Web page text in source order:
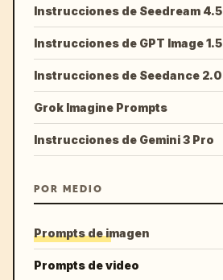
Instrucciones de Seedream 4.5
Instrucciones de GPT Image 1.5
Instrucciones de Seedance 2.0
Grok Imagine Prompts
Instrucciones de Gemini 3 Pro
POR MEDIO
Prompts de imagen
Prompts de video